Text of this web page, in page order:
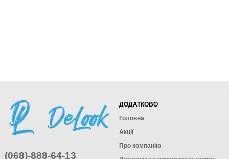
(068)-888-64-13
ДОДАТКОВО
Головна
Акції
Про компанію